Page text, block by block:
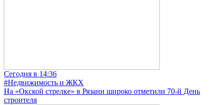
Сегодня в 14:36
#Недвижимость и ЖКХ
На «Окской стрелке» в Рязани широко отметили 70-й День
строителя